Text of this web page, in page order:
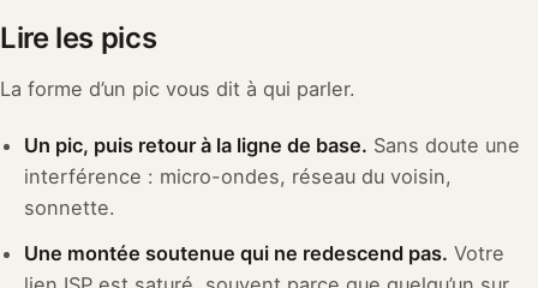
Lire les pics
La forme d’un pic vous dit à qui parler.
Un pic, puis retour à la ligne de base. Sans doute une
interférence : micro-ondes, réseau du voisin,
sonnette.
Une montée soutenue qui ne redescend pas. Votre